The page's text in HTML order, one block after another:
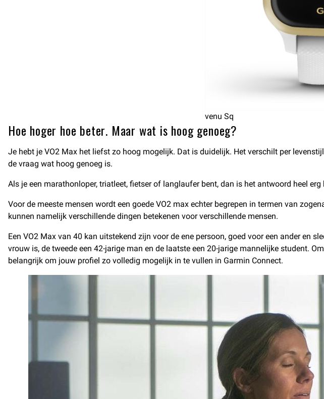
venu Sq
Hoe hoger hoe beter. Maar wat is hoog genoeg?
Je hebt je VO2 Max het liefst zo hoog mogelijk. Dat is duidelijk. Het verschilt per
de vraag wat hoog genoeg is.
Als je een marathonloper, triatleet, fietser of langlaufer bent, dan is het antwoord heel
Voor de meeste mensen wordt een goede VO2 max echter begrepen in termen van
kunnen namelijk verschillende dingen betekenen voor verschillende mensen.
Een VO2 Max van 40 kan uitstekend zijn voor de ene persoon, goed voor een ander en
vrouw is, de tweede een 42-jarige man en de laatste een 20-jarige mannelijke student.
belangrijk om jouw profiel zo volledig mogelijk in te vullen in Garmin Connect.